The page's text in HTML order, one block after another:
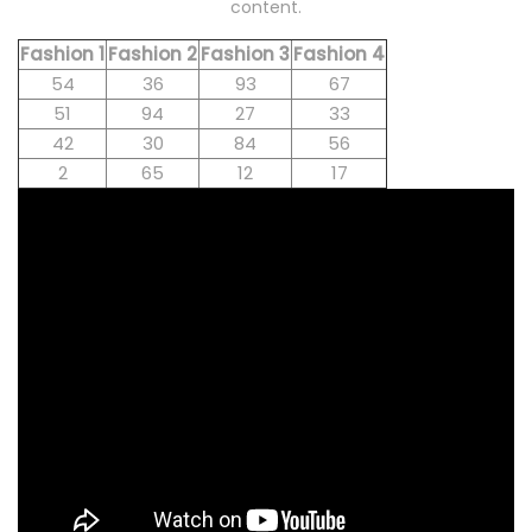
content.
Fashion 1Fashion 2Fashion 3Fashion 4
54
36 93
67
51
94 27
33
42
30 84
56
2
65 12 17